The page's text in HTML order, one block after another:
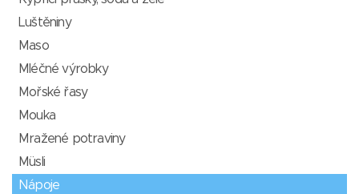
Luštěniny
Maso
Mléčné výrobky
Mořské řasy
Mouka
Mražené potraviny
Müsli
Nápoje